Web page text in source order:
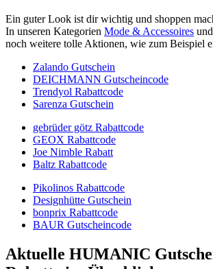
Ein guter Look ist dir wichtig und shoppen
In unseren Kategorien Mode & Accessoires und
noch weitere tolle Aktionen, wie zum Beispiel
Zalando Gutschein
DEICHMANN Gutscheincode
Trendyol Rabattcode
Sarenza Gutschein
gebrüder götz Rabattcode
GEOX Rabattcode
Joe Nimble Rabatt
Baltz Rabattcode
Pikolinos Rabattcode
Designhütte Gutschein
bonprix Rabattcode
BAUR Gutscheincode
Aktuelle HUMANIC